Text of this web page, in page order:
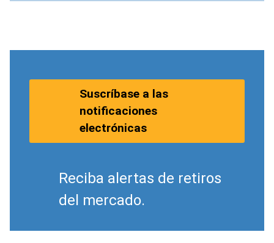
Suscríbase a las
notificaciones
electrónicas
Reciba alertas de retiros
del mercado.